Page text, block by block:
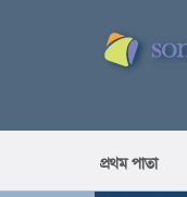
প্রথম পাতা